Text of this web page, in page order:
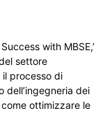
with MBSE,’
settore
processo di
dell’ingegneria dei
ottimizzare le